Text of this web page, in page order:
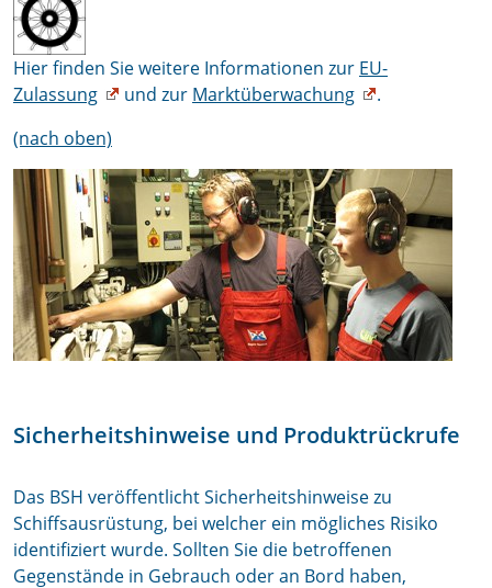
Hier finden Sie weitere Informationen zur EU-
Zulassung
und zur Marktüberwachung
.
(nach oben)
Sicherheitshinweise und Produktrückrufe
Das BSH veröffentlicht Sicherheitshinweise zu
Schiffsausrüstung, bei welcher ein mögliches Risiko
identifiziert wurde. Sollten Sie die betroffenen
Gegenstände in Gebrauch oder an Bord haben,